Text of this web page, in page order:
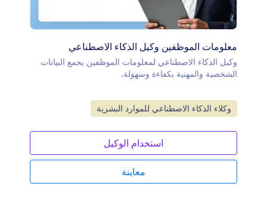
معلومات الموظفين وكيل الذكاء الاصطناعي
وكيل الذكاء الاصطناعي لمعلومات الموظفين يجمع البيانات
الشخصية والمهنية بكفاءة وسهولة.
انتقل إلى الفئة:
وكلاء الذكاء الاصطناعي للموارد البشرية
استخدام الوكيل
معاينة